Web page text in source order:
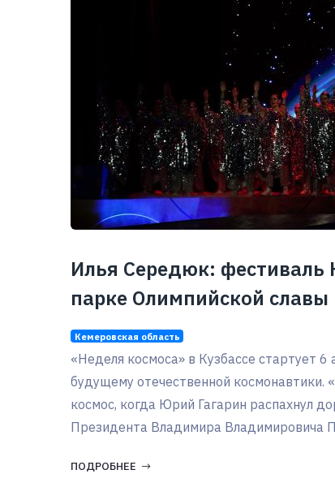
Илья Середюк: фестиваль
парке Олимпийской славы
Кемеровская область
«Неделя космоса» в Кузбассе стартует
будущему отечественной космонавтики.
космос, когда Юрий Гагарин распахнул
Президента Владимира Владимировича
ПОДРОБНЕЕ